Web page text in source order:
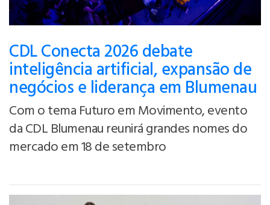
CDL Conecta 2026 debate
inteligência artificial, expansão de
negócios e liderança em Blumenau
Com o tema Futuro em Movimento, evento
da CDL Blumenau reunirá grandes nomes do
mercado em 18 de setembro